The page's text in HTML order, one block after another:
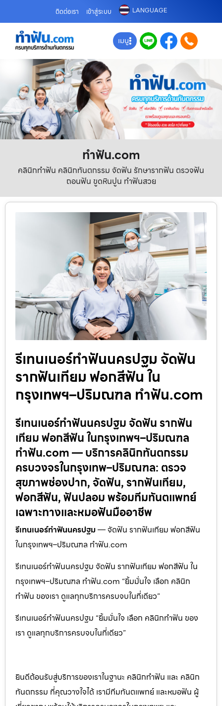
ติดต่อเรา เข้าสู่ระบบ LANGUAGE
เมนู
ทําฟัน.com
คลินิกทำฟัน คลินิกทันตกรรม จัดฟัน รักษารากฟัน ตรวจฟัน
ถอนฟัน ขูดหินปูน ทำฟันสวย
รีเทนเนอร์ทำฟันนครปฐม จัดฟัน
รากฟันเทียม ฟอกสีฟัน ใน
กรุงเทพฯ–ปริมณฑล ทำฟัน.com
รีเทนเนอร์ทำฟันนครปฐม จัดฟัน รากฟัน
เทียม ฟอกสีฟัน ในกรุงเทพฯ–ปริมณฑล
ทำฟัน.com — บริการคลินิกทันตกรรม
ครบวงจรในกรุงเทพ–ปริมณฑล: ตรวจ
สุขภาพช่องปาก, จัดฟัน, รากฟันเทียม,
ฟอกสีฟัน, ฟันปลอม พร้อมทีมทันตแพทย์
เฉพาะทางและหมอฟันมืออาชีพ
รีเทนเนอร์ทำฟันนครปฐม— จัดฟัน รากฟันเทียม ฟอกสีฟัน
ในกรุงเทพฯ–ปริมณฑล ทำฟัน.com
รีเทนเนอร์ทำฟันนครปฐม จัดฟัน รากฟันเทียม ฟอกสีฟัน ใน
กรุงเทพฯ–ปริมณฑล ทำฟัน.com “ยิ้มมั่นใจ เลือก คลินิก
ทำฟัน ของเรา ดูแลทุกบริการครบจบในที่เดียว”
รีเทนเนอร์ทำฟันนครปฐม “ยิ้มมั่นใจ เลือก คลินิกทำฟัน ของ
เรา ดูแลทุกบริการครบจบในที่เดียว”
ยินดีต้อนรับสู่บริการของเราในฐานะ คลินิกทำฟัน และ คลินิก
ทันตกรรม ที่คุณวางใจได้ เรามีทีมทันตแพทย์ และหมอฟัน ผู้